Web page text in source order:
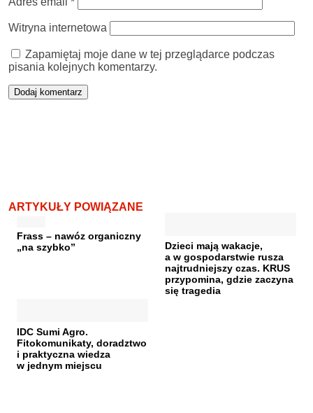
Witryna internetowa
Zapamiętaj moje dane w tej przeglądarce podczas
pisania kolejnych komentarzy.
ARTYKUŁY POWIĄZANE
Frass – nawóz organiczny
„na szybko”
Dzieci mają wakacje,
a w gospodarstwie rusza
najtrudniejszy czas. KRUS
przypomina, gdzie zaczyna
się tragedia
IDC Sumi Agro.
Fitokomunikaty, doradztwo
i praktyczna wiedza
w jednym miejscu